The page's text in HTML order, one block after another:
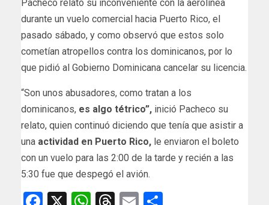
Pacheco relató su inconveniente con la aerolínea
durante un vuelo comercial hacia Puerto Rico, el
pasado sábado, y como observó que estos solo
cometían atropellos contra los dominicanos, por lo
que pidió al Gobierno Dominicana cancelar su licencia.
“Son unos abusadores, como tratan a los
dominicanos, es algo tétrico”, inició Pacheco su
relato, quien continuó diciendo que tenía que asistir a
una actividad en Puerto Rico, le enviaron el boleto
con un vuelo para las 2:00 de la tarde y recién a las
5:30 fue que despegó el avión.